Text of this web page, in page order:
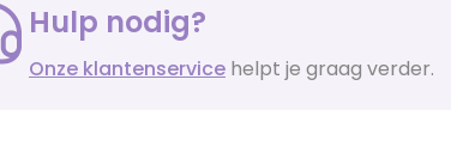
Hulp nodig?
Onze klantenservice helpt je graag verder.